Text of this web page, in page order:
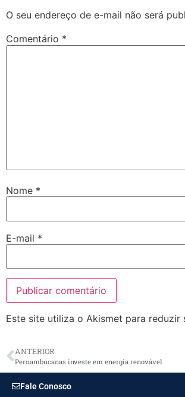
O seu endereço de e-mail não será
Comentário *
Nome *
E-mail *
Este site utiliza o Akismet para reduzir
ANTERIOR
Pernambucanas investe em energia renovável
Fale Conosco